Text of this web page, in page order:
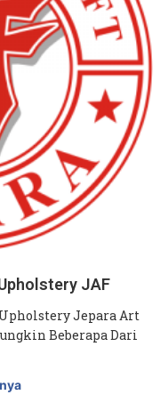
JAF
Jepara Art
Beberapa Dari